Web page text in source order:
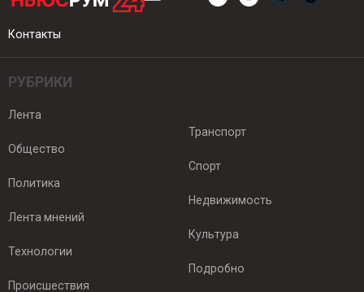
Контакты
РУБРИКИ
Лента
Общество
Политика
Лента мнений
Технологии
Происшествия
Транспорт
Спорт
Недвижимость
Культура
Подробно